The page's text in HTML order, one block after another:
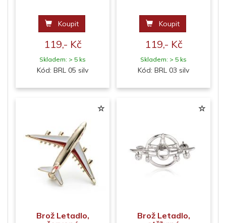
Koupit
119,- Kč
Skladem: > 5 ks
Kód: BRL 05 silv
Koupit
119,- Kč
Skladem: > 5 ks
Kód: BRL 03 silv
Brož Letadlo,
Brož Letadlo,